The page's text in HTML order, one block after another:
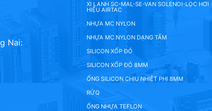
Nai:
XI LANH SC-MAL-SE-VAN SOLENOI-LỌC HƠI
HIỆU AIRTAC
NHỰA MC NYLON
NHỰA MC NYLON DẠNG TẤM
SILICON XỐP ĐỎ
SILICON XỐP ĐỎ 8MM
ỐNG SILICON CHỊU NHIỆT PHI 8MM
RỬQ
ỐNG NHỰA TEFLON